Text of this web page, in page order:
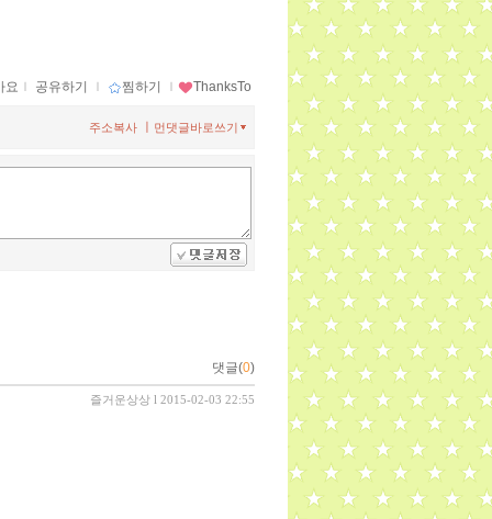
요 ｌ 공유하기 ｌ 찜하기 ｌ ThanksTo
먼댓글바로쓰기
주소복사
댓글(0)
즐거운상상 l 2015-02-03 22:55